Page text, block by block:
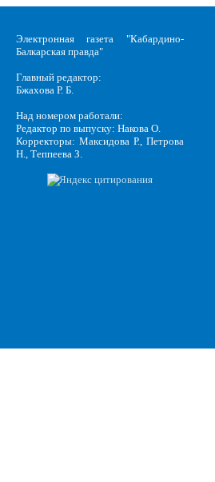
Электронная газета "Кабардино-
Балкарская правда"
Главный редактор:
Бжахова Р. Б.
Над номером работали:
Редактор по выпуску: Накова О.
Корректоры: Максидова Р., Петрова
Н., Теппеева З.